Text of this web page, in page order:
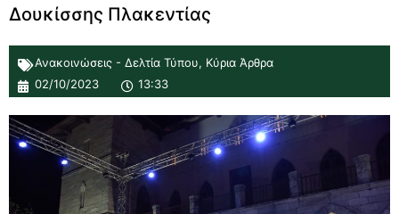
Δουκίσσης Πλακεντίας
Ανακοινώσεις - Δελτία Τύπου, Κύρια Άρθρα
02/10/2023
13:33